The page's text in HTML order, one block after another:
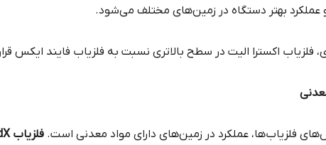
بهتر دستگاه در زمین‌های مختلف می‌شود.
فلزیاب اکسترا الیت در سطح بالاتری نسبت به فلزیاب فایند ایکس
فلزیاب‌ها، عملکرد در زمین‌های دارای مواد معدنی است. فلزیاب FindX